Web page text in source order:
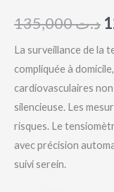
د.ت135,000
La surveillance de la
compliquée à
cardiovasculaires
silencieuse. Les
risques. Le
avec précision
suivi serein.